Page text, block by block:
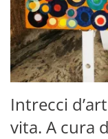
Intrecci
vita. A cura